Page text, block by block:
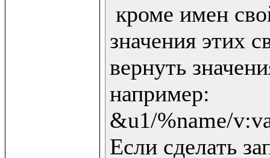
кроме имен
значения этих
вернуть
например:
&u1/%name/
Если сделать